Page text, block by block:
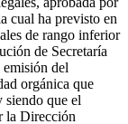
cual ha previsto en
de rango inferior
de Secretaría
del
orgánica que
siendo que el
la Dirección